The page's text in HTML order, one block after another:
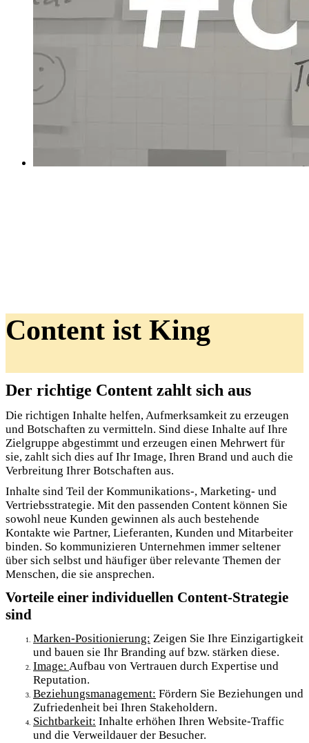
Content ist King
Der richtige Content zahlt sich aus
Die richtigen Inhalte helfen, Aufmerksamkeit zu erzeugen
und Botschaften zu vermitteln. Sind diese Inhalte auf Ihre
Zielgruppe abgestimmt und erzeugen einen Mehrwert für
sie, zahlt sich dies auf Ihr Image, Ihren Brand und auch die
Verbreitung Ihrer Botschaften aus.
Inhalte sind Teil der Kommunikations-, Marketing- und
Vertriebsstrategie. Mit den passenden Content können Sie
sowohl neue Kunden gewinnen als auch bestehende
Kontakte wie Partner, Lieferanten, Kunden und Mitarbeiter
binden. So kommunizieren Unternehmen immer seltener
über sich selbst und häufiger über relevante Themen der
Menschen, die sie ansprechen.
Vorteile einer individuellen Content-Strategie
sind
Marken-Positionierung: Zeigen Sie Ihre Einzigartigkeit
und bauen sie Ihr Branding auf bzw. stärken diese.
Image: Aufbau von Vertrauen durch Expertise und
Reputation.
Beziehungsmanagement: Fördern Sie Beziehungen und
Zufriedenheit bei Ihren Stakeholdern.
Sichtbarkeit: Inhalte erhöhen Ihren Website-Traffic
und die Verweildauer der Besucher.